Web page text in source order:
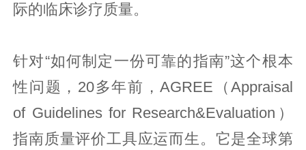
际的临床诊疗质量。
针对“如何制定一份可靠的指南”这个根本
性问题，20多年前，AGREE（Appraisal
of Guidelines for Research&Evaluation）
指南质量评价工具应运而生。它是全球第